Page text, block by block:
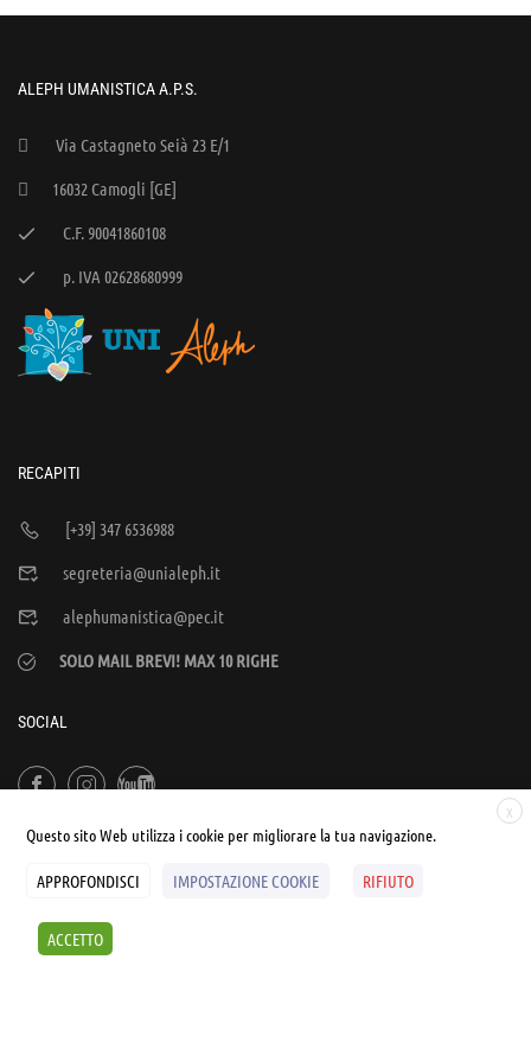
ALEPH UMANISTICA A.P.S.
Via Castagneto Seià 23 E/1
16032 Camogli [GE]
C.F. 90041860108
p. IVA 02628680999
RECAPITI
[+39] 347 6536988
segreteria@unialeph.it
alephumanistica@pec.it
SOLO MAIL BREVI! MAX 10 RIGHE
SOCIAL
Sintesi e liberatorie
X
Questo sito Web utilizza i cookie per migliorare la tua navigazione.
APPROFONDISCI IMPOSTAZIONE COOKIE RIFIUTO
ACCETTO